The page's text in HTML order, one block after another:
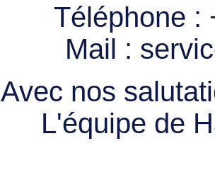
Téléphone :
Mail :
Avec nos
L'équipe de